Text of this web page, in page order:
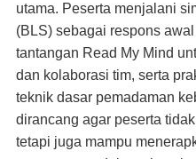
utama. Peserta menjalani
(BLS) sebagai respons
tantangan Read My Mind
dan kolaborasi tim, serta
teknik dasar pemadaman
dirancang agar peserta
tetapi juga mampu